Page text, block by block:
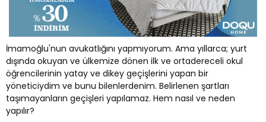
İmamoğlu'nun avukatlığını yapmıyorum. Ama yıllarca; yurt
dışında okuyan ve ülkemize dönen ilk ve ortadereceli okul
öğrencilerinin yatay ve dikey geçişlerini yapan bir
yöneticiydim ve bunu bilenlerdenim. Belirlenen şartları
taşımayanların geçişleri yapılamaz. Hem nasıl ve neden
yapılır?